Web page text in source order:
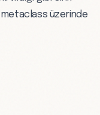
üzerinde